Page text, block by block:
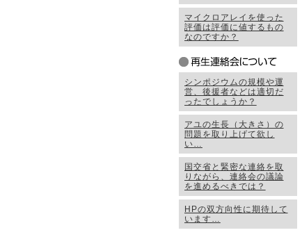
マイクロアレイを使った
評価は評価に値するもの
なのですか？
シンポジウムの規模や運
営、後援者などは適切だ
ったでしょうか？
アユの生長（大きさ）の
問題を取り上げて欲し
い…
国交省と緊密な連絡を取
りながら、連絡会の議論
を進めるべきでは？
HPの双方向性に期待して
います…